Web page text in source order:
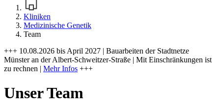
Kliniken
Medizinische Genetik
Team
+++ 10.08.2026 bis April 2027 | Bauarbeiten der Stadtnetze
Münster an der Albert-Schweitzer-Straße | Mit Einschränkungen ist
zu rechnen | Mehr Infos +++
Unser Team